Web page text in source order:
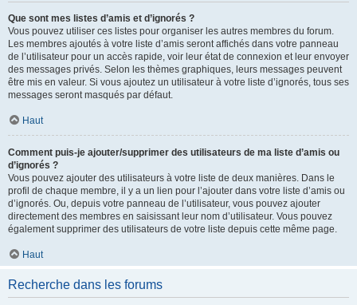
Que sont mes listes d’amis et d’ignorés ?
Vous pouvez utiliser ces listes pour organiser les autres membres du forum.
Les membres ajoutés à votre liste d’amis seront affichés dans votre panneau
de l’utilisateur pour un accès rapide, voir leur état de connexion et leur envoyer
des messages privés. Selon les thèmes graphiques, leurs messages peuvent
être mis en valeur. Si vous ajoutez un utilisateur à votre liste d’ignorés, tous ses
messages seront masqués par défaut.
Haut
Comment puis-je ajouter/supprimer des utilisateurs de ma liste d’amis ou
d’ignorés ?
Vous pouvez ajouter des utilisateurs à votre liste de deux manières. Dans le
profil de chaque membre, il y a un lien pour l’ajouter dans votre liste d’amis ou
d’ignorés. Ou, depuis votre panneau de l’utilisateur, vous pouvez ajouter
directement des membres en saisissant leur nom d’utilisateur. Vous pouvez
également supprimer des utilisateurs de votre liste depuis cette même page.
Haut
Recherche dans les forums